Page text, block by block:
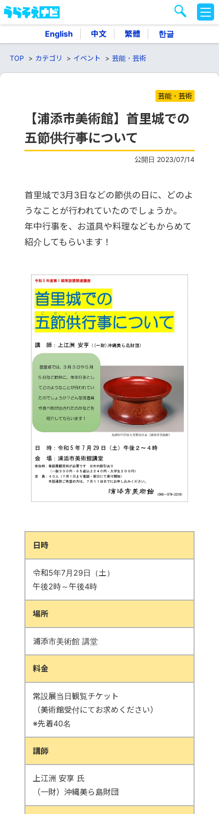
English 中文 繁體 한글
M
E
TOP カテゴリ イベント 芸能・芸術
芸能・芸術
【浦添市美術館】首里城での
五節供行事について
公開日 2023/07/14
首里城で3月3日などの節供の日に、どのよ
うなことが行われていたのでしょうか。
年中行事を、お道具や料理などもからめて
紹介してもらいます！
日時
令和5年7月29日（土）
午後2時～午後4時
場所
浦添市美術館 講堂
料金
常設展当日観覧チケット
（美術館受付にてお求めください）
※先着40名
講師
上江洲 安享 氏
（一財）沖縄美ら島財団